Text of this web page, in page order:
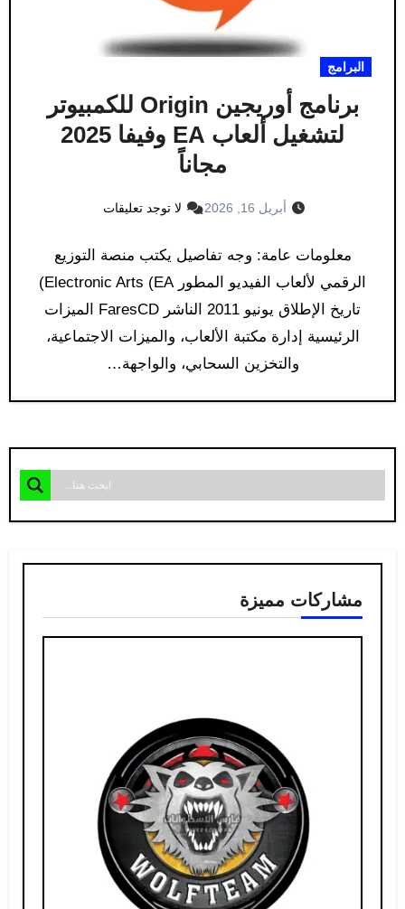
البرامج
برنامج أوريجين Origin للكمبيوتر
لتشغيل ألعاب EA وفيفا 2025
مجاناً
أبريل 16, 2026 لا توجد تعليقات
معلومات عامة: وجه تفاصيل يكتب منصة التوزيع
الرقمي لألعاب الفيديو المطور Electronic Arts (EA)
تاريخ الإطلاق يونيو 2011 الناشر FaresCD الميزات
الرئيسية إدارة مكتبة الألعاب، والميزات الاجتماعية،
والتخزين السحابي، والواجهة…
مشاركات مميزة